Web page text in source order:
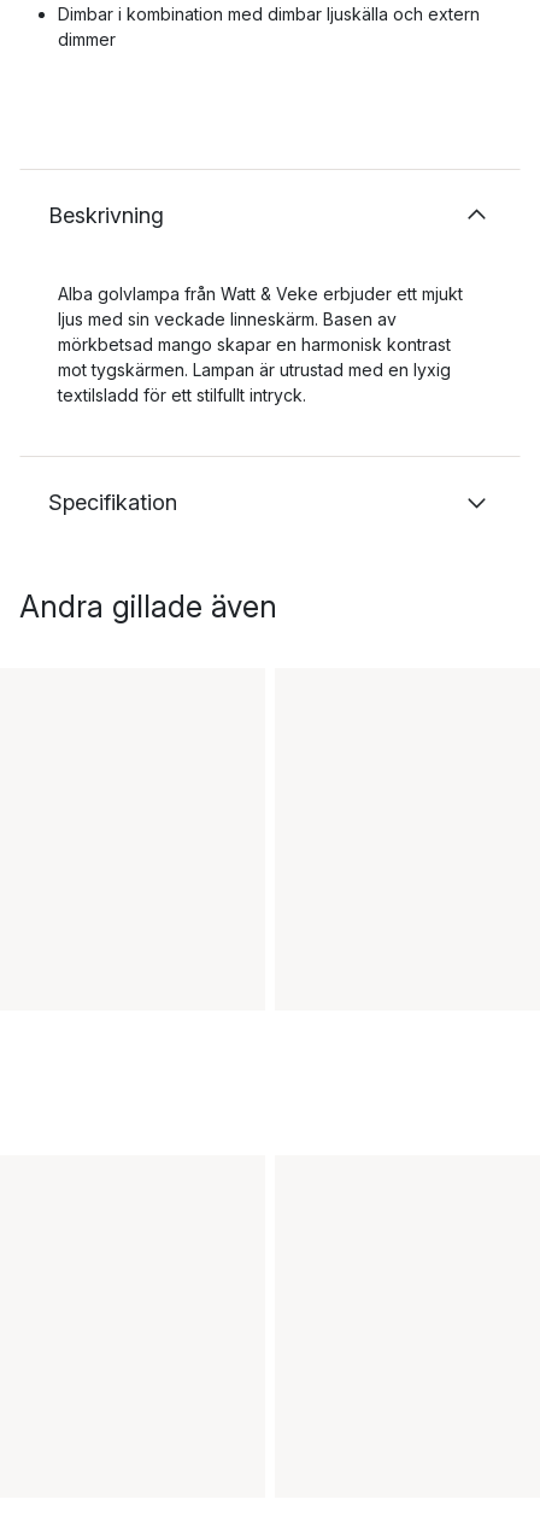
Dimbar i kombination med dimbar ljuskälla och extern
dimmer
Beskrivning
Alba golvlampa från Watt & Veke erbjuder ett mjukt
ljus med sin veckade linneskärm. Basen av
mörkbetsad mango skapar en harmonisk kontrast
mot tygskärmen. Lampan är utrustad med en lyxig
textilsladd för ett stilfullt intryck.
Specifikation
Andra gillade även